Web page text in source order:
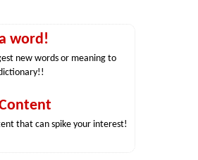
word!
new words or meaning to
that can spike your interest!